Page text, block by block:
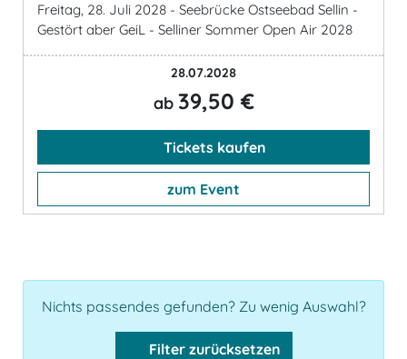
Freitag, 28. Juli 2028 - Seebrücke Ostseebad Sellin -
Gestört aber GeiL - Selliner Sommer Open Air 2028
28.07.2028
ab 39,50 €
Tickets kaufen
zum Event
Nichts passendes gefunden? Zu wenig Auswahl?
Filter zurücksetzen